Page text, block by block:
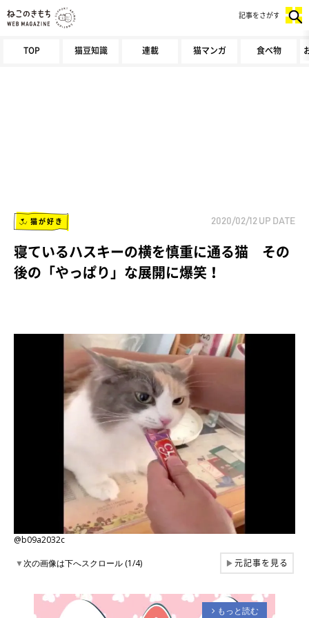
TOP 猫豆知識 連載 猫マンガ 食べ物
記事をさがす
猫が好き 2020/02/12 UP DATE
寝ているハスキーの横を慎重に通る猫 その
後の「やっぱり」な展開に爆笑！
@b09a2032c
▼次の画像は下へスクロール (1/4) ▶元記事を見る
arrow_forward_ios もっと読む